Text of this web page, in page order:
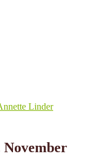
Linder
November